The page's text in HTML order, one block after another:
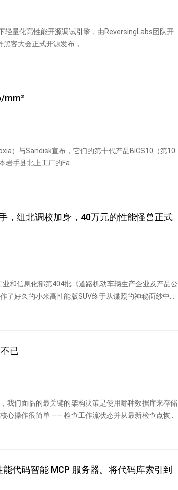
轻量化高性能开源调试引擎，由ReversingLabs团队开
客大会正式开源发布，...
mm²
）与Sandisk宣布，它们的第十代产品BiCS10（第10
岩手县北上工厂的Fa...
，纽北调校加身，40万元的性能怪兽正式
业和信息化部第404批《道路机动车辆生产企业及产品公
了好久的小米高性能版SUV终于从谍照的神秘面纱中...
已
我们面临的最关键的架构决策是使用哪种数据库来存储
心操作很简单 —— 检查工作流状态并从最新检查点恢复
代码智能 MCP 服务器。将代码库索引到